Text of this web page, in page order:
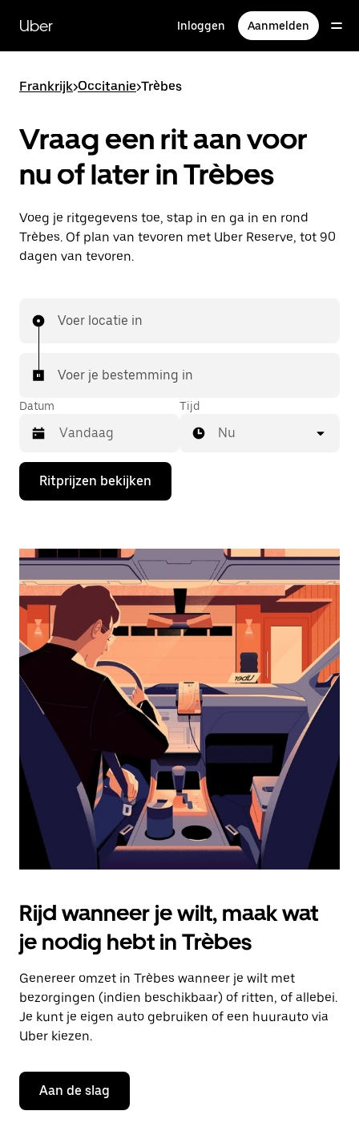
naar
hoofdinhoud
Uber Inloggen Aanmelden
Frankrijk>Occitanie>Trèbes
Vraag een rit aan voor
nu of later in Trèbes
Voeg je ritgegevens toe, stap in en ga in en rond
Trèbes. Of plan van tevoren met Uber Reserve, tot 90
dagen van tevoren.
Voer locatie in
Voer je bestemming in
Datum
Druk
de
de
te
openen
een
datum
te
selecteren.
Druk
Escape
agenda
te
sluiten.
Tijd
Nu
Ritprijzen bekijken
Rijd wanneer je wilt, maak wat
je nodig hebt in Trèbes
Genereer omzet in Trèbes wanneer je wilt met
bezorgingen (indien beschikbaar) of ritten, of allebei.
Je kunt je eigen auto gebruiken of een huurauto via
Uber kiezen.
Aan de slag